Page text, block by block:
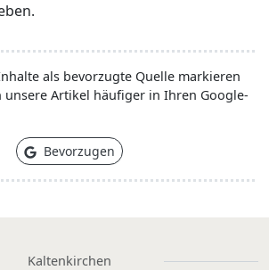
als bevorzugte Quelle markieren
Artikel häufiger in Ihren Google-
Bevorzugen
Kaltenkirchen